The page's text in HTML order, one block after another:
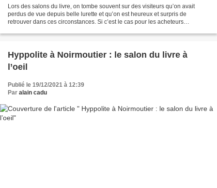
Lors des salons du livre, on tombe souvent sur des visiteurs qu’on avait
perdus de vue depuis belle lurette et qu’on est heureux et surpris de
retrouver dans ces circonstances. Si c’est le cas pour les acheteurs
Hyppolite à Noirmoutier : le salon du livre à
l’oeil
Publié le 19/12/2021 à 12:39
Par alain cadu